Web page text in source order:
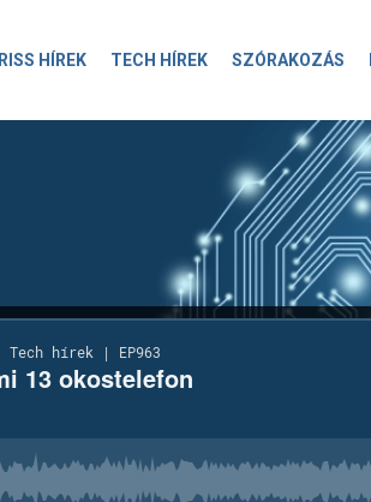
HÍREK TECH HÍREK SZÓRAKOZÁS